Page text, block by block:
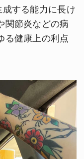
する能力に長け
関節炎などの病
る健康上の利点